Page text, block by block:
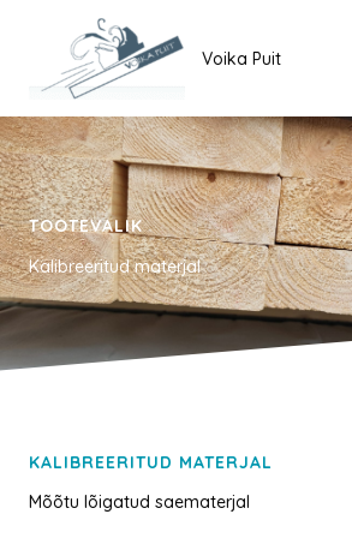
content
Voika Puit
TOOTEVALIK
Kalibreeritud materjal
KALIBREERITUD MATERJAL
Mõõtu lõigatud saematerjal